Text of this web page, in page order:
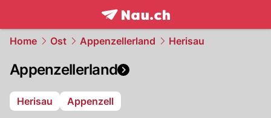
frontpage.NAU.ch
Home Ost Appenzellerland Herisau
Appenzellerland
Herisau Appenzell